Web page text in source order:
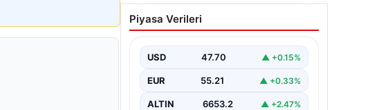
Salah’ın Trabzonspor
tercihi sonrası olay
görünce…”
Piyasa Verileri
USD 47.70 ▲ +0.15%
EUR 55.21 ▲ +0.33%
ALTIN 6653.2 ▲ +2.47%